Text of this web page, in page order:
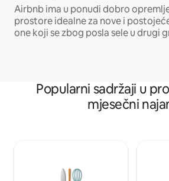
Airbnb ima u ponudi dobro
prostore idealne za nove i
one koji se zbog posla sele u drugi
Popularni sadržaji u
mjesečni